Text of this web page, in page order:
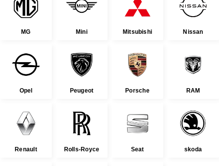
MG Mini Mitsubishi Nissan
Opel Peugeot Porsche RAM
Renault Rolls-Royce Seat skoda